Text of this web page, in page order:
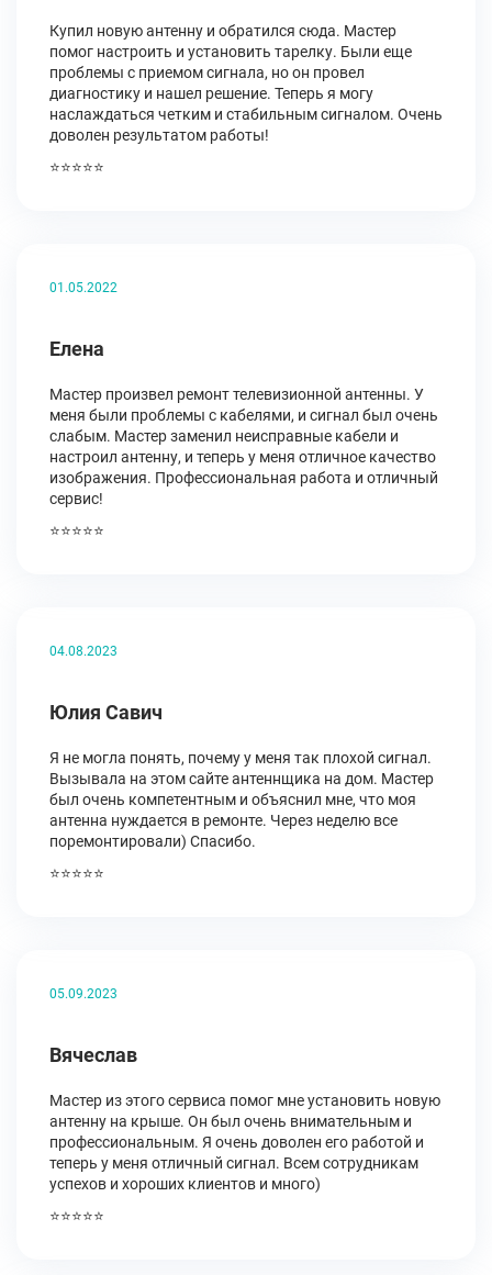
Купил новую антенну и обратился сюда. Мастер
помог настроить и установить тарелку. Были еще
проблемы с приемом сигнала, но он провел
диагностику и нашел решение. Теперь я могу
наслаждаться четким и стабильным сигналом. Очень
доволен результатом работы!
⭐⭐⭐⭐⭐
01.05.2022
Елена
Мастер произвел ремонт телевизионной антенны. У
меня были проблемы с кабелями, и сигнал был очень
слабым. Мастер заменил неисправные кабели и
настроил антенну, и теперь у меня отличное качество
изображения. Профессиональная работа и отличный
сервис!
⭐⭐⭐⭐⭐
04.08.2023
Юлия Савич
Я не могла понять, почему у меня так плохой сигнал.
Вызывала на этом сайте антеннщика на дом. Мастер
был очень компетентным и объяснил мне, что моя
антенна нуждается в ремонте. Через неделю все
поремонтировали) Спасибо.
⭐⭐⭐⭐⭐
05.09.2023
Вячеслав
Мастер из этого сервиса помог мне установить новую
антенну на крыше. Он был очень внимательным и
профессиональным. Я очень доволен его работой и
теперь у меня отличный сигнал. Всем сотрудникам
успехов и хороших клиентов и много)
⭐⭐⭐⭐⭐